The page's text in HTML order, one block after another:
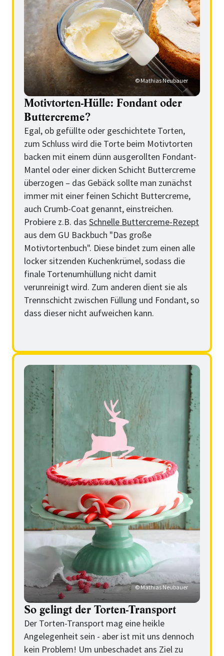
© Mathias Neubauer
Motivtorten-Hülle: Fondant oder
Buttercreme?
Egal, ob gefüllte oder geschichtete Torten,
zum Schluss wird die Torte beim Motivtorten
backen mit einem dünn ausgerollten Fondant-
Mantel oder einer dicken Schicht Buttercreme
überzogen – das Gebäck sollte man zunächst
immer mit einer feinen Schicht Buttercreme,
auch Crumb-Coat genannt, einstreichen.
Probiere z.B. das Schnelle Buttercreme-Rezept
aus dem GU Backbuch "Das große
Motivtortenbuch". Diese bindet zum einen alle
locker sitzenden Kuchenkrümel, sodass die
finale Tortenumhüllung nicht damit
verunreinigt wird. Zum anderen dient sie als
Trennschicht zwischen Füllung und Fondant, so
dass dieser nicht aufweichen kann.
© Mathias Neubauer
So gelingt der Torten-Transport
Der Torten-Transport mag eine heikle
Angelegenheit sein - aber ist mit uns dennoch
kein Problem! Um unbeschadet ans Ziel zu